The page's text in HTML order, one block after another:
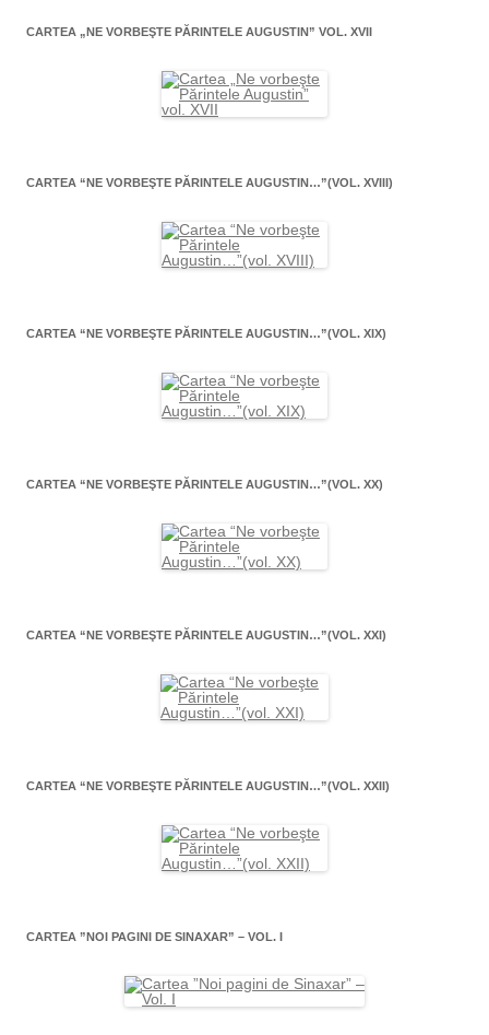
CARTEA „NE VORBEŞTE PĂRINTELE AUGUSTIN” VOL. XVII
CARTEA “NE VORBEŞTE PĂRINTELE AUGUSTIN…”(VOL. XVIII)
CARTEA “NE VORBEŞTE PĂRINTELE AUGUSTIN…”(VOL. XIX)
CARTEA “NE VORBEŞTE PĂRINTELE AUGUSTIN…”(VOL. XX)
CARTEA “NE VORBEŞTE PĂRINTELE AUGUSTIN…”(VOL. XXI)
CARTEA “NE VORBEŞTE PĂRINTELE AUGUSTIN…”(VOL. XXII)
CARTEA ”NOI PAGINI DE SINAXAR” – VOL. I